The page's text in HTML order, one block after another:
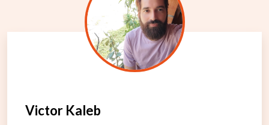
Victor Kaleb